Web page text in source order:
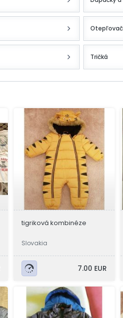
Tričká
tigriková kombinéze
Slovakia
7.00 EUR